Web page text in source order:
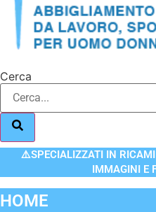
Cerca
⚠️SPECIALIZZATI IN
IMMAGINI E
HOME